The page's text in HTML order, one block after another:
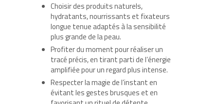
Choisir des produits naturels,
hydratants, nourrissants et fixateurs
longue tenue adaptés à la sensibilité
plus grande de la peau.
Profiter du moment pour réaliser un
tracé précis, en tirant parti de l’énergie
amplifiée pour un regard plus intense.
Respecter la magie de l’instant en
évitant les gestes brusques et en